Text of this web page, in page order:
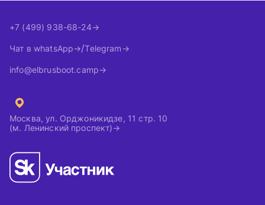
+7 (499) 938-68-24
Чат в whatsApp Telegram
info@elbrusboot.camp
Москва, ул. Орджоникидзе, 11 стр. 10
(м. Ленинский проспект)